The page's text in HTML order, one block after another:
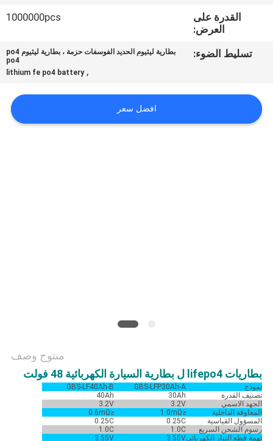
اقتباس
خريطة
الموقع
القدرة على
العرض:
1000000pcs
تسليط الضوء:
بطارية ليثيوم الحديد الفوسفات حزمة ، بطارية ليثيوم po4
po4
,
lithium fe po4 battery
افضل سعر
منتوج وصف
بطاريات lifepo4 ل بطارية السيارة الكهربائية 48 فولت
نموذج GBS-LFP30Ah-A
GBS-LF40Ah-B
تصنيف القدرة
30Ah
40Ah
الجهد الاسمي
3.2V
3.2V
المعاوقة الداخلية
≤1.0mΩ
≤0.6mΩ
المسؤول القياسية
0.25C
0.25C
رسوم الشحن السريع
1.0C
1.0C
تهمة قطع التيار الكهربائي3.55V
3.55V